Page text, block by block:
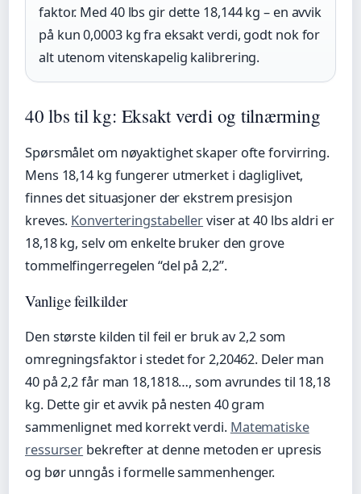
faktor. Med 40 lbs gir dette 18,144 kg – en avvik
på kun 0,0003 kg fra eksakt verdi, godt nok for
alt utenom vitenskapelig kalibrering.
40 lbs til kg: Eksakt verdi og tilnærming
Spørsmålet om nøyaktighet skaper ofte forvirring.
Mens 18,14 kg fungerer utmerket i dagliglivet,
finnes det situasjoner der ekstrem presisjon
kreves. Konverteringstabellerviser at 40 lbs aldri er
18,18 kg, selv om enkelte bruker den grove
tommelfingerregelen “del på 2,2”.
Vanlige feilkilder
Den største kilden til feil er bruk av 2,2 som
omregningsfaktor i stedet for 2,20462. Deler man
40 på 2,2 får man 18,1818…, som avrundes til 18,18
kg. Dette gir et avvik på nesten 40 gram
sammenlignet med korrekt verdi. Matematiske
ressurser bekrefter at denne metoden er upresis
og bør unngås i formelle sammenhenger.